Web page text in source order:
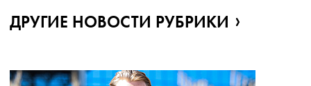
ДРУГИЕ НОВОСТИ РУБРИКИ